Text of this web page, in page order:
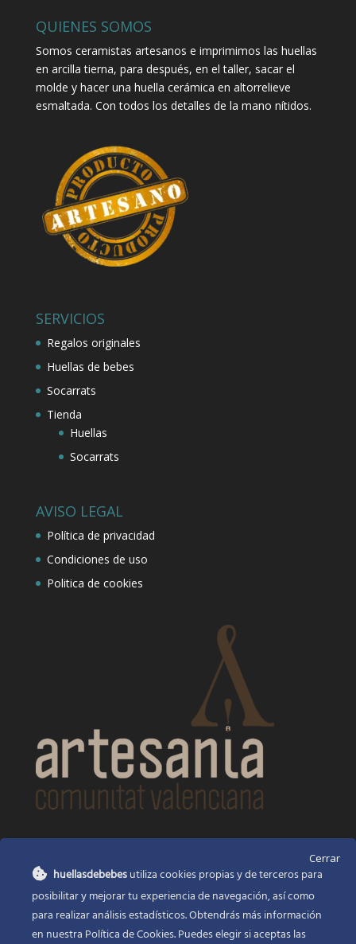
QUIENES SOMOS
Somos ceramistas artesanos e imprimimos las huellas
en arcilla tierna, para después, en el taller, sacar el
molde y hacer una huella cerámica en altorrelieve
esmaltada. Con todos los detalles de la mano nítidos.
SERVICIOS
Regalos originales
Huellas de bebes
Socarrats
Tienda
Huellas
Socarrats
AVISO LEGAL
Política de privacidad
Condiciones de uso
Politica de cookies
Huellas de bebés
Santa Ana, 22Alcasser Valencia 46290
625 120 591
Cerrar
huellasdebebesutiliza cookies propias y de terceros para
posibilitar y mejorar tu experiencia de navegación, así como
para realizar análisis estadísticos. Obtendrás más información
en nuestra Política de Cookies. Puedes elegir si aceptas las